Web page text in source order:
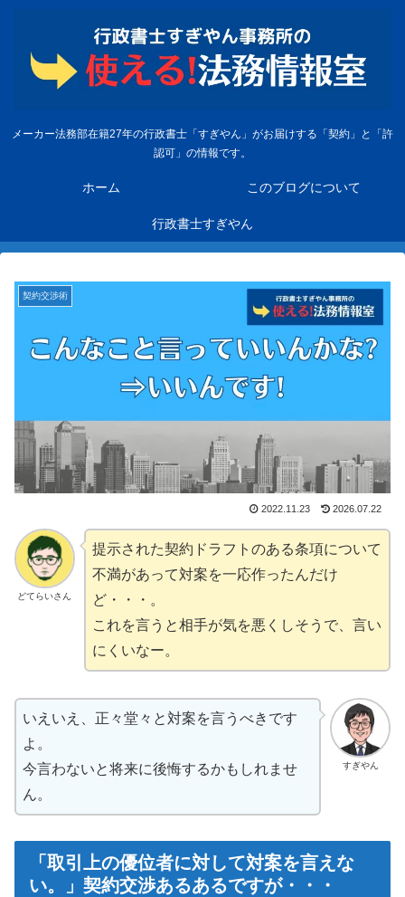
メーカー法務部在籍27年の行政書士「すぎやん」がお届けする「契約」と「許
認可」の情報です。
ホーム このブログについて
行政書士すぎやん
契約交渉術
2022.11.23 2026.07.22
どてらいさん
提示された契約ドラフトのある条項について
不満があって対案を一応作ったんだけ
ど・・・。
これを言うと相手が気を悪くしそうで、言い
にくいなー。
すぎやん
いえいえ、正々堂々と対案を言うべきです
よ。
今言わないと将来に後悔するかもしれませ
ん。
「取引上の優位者に対して対案を言えな
い。」契約交渉あるあるですが・・・